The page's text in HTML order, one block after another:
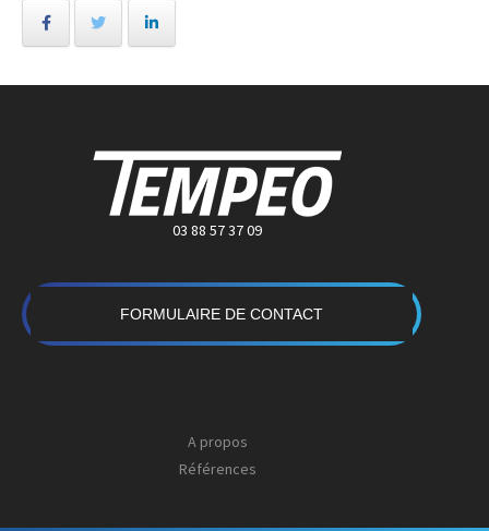
03 88 57 37 09
FORMULAIRE DE CONTACT
A propos
Références